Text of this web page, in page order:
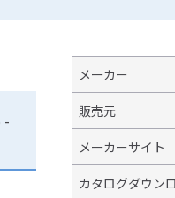
-
メーカー
販売元
メーカーサイト
カタログダウン